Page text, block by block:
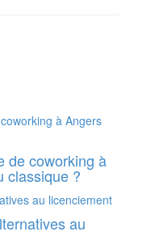
de coworking à
classique ?
au